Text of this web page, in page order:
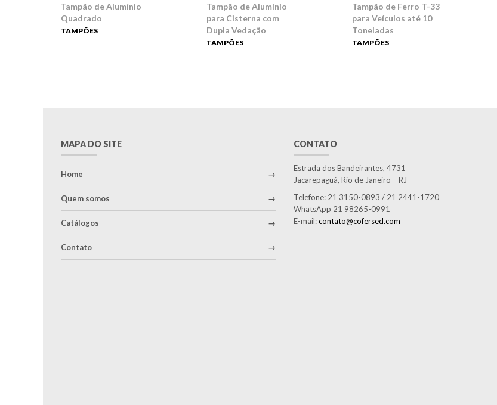
Tampão de Alumínio
Quadrado
TAMPÕES
Tampão de Alumínio
para Cisterna com
Dupla Vedação
TAMPÕES
Tampão de Ferro T-33
para Veículos até 10
Toneladas
TAMPÕES
MAPA DO SITE
Home
Quem somos
Catálogos
Contato
CONTATO
Estrada dos Bandeirantes, 4731
Jacarepaguá, Rio de Janeiro – RJ
Telefone: 21 3150-0893 / 21 2441-1720
WhatsApp 21 98265-0991
E-mail:contato@cofersed.com